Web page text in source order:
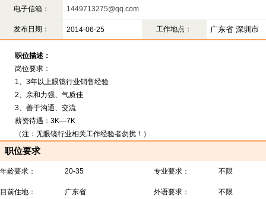
电子信箱： 1449713275@qq.com
发布日期： 2014-06-25 工作地点： 广东省 深圳市
职位描述：
岗位要求：
1、3年以上眼镜行业销售经验
2、亲和力强、气质佳
3、善于沟通、交流
薪资待遇：3K—7K
（注：无眼镜行业相关工作经验者勿扰！）
职位要求
年龄要求： 20-35 专业要求： 不限
目前住地： 广东省 外语要求： 不限